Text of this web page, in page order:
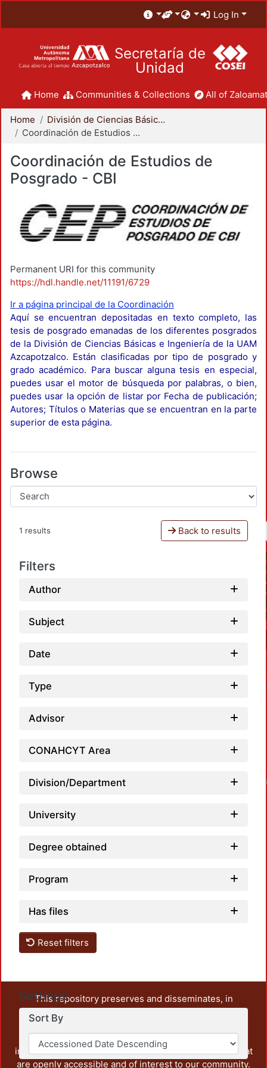
Log In
Secretaría de
Unidad
Home Communities & Collections All of
Home
División de Ciencias Básicas e Ingeniería
Coordinación de Estudios de Posgrado - CBI
Coordinación de Estudios de
Posgrado - CBI
Permanent URI for this community
https://hdl.handle.net/11191/6729
Ir a página principal de la Coordinación
Aquí se encuentran depositadas en texto completo, las
tesis de posgrado emanadas de los diferentes posgrados
de la División de Ciencias Básicas e Ingeniería de la UAM
Azcapotzalco. Están clasificadas por tipo de posgrado y
grado académico. Para buscar alguna tesis en especial,
puedes usar el motor de búsqueda por palabras, o bien,
puedes usar la opción de listar por Fecha de publicación;
Autores; Títulos o Materias que se encuentran en la parte
superior de esta página.
Browse
1 results Back to results
Filters
Author
Subject
Date
Type
Advisor
CONAHCYT Area
Division/Department
University
Degree obtained
Program
Has files
Reset filters
Settings
Sort By
This repository preserves and disseminates, in
unrestricted open access, the teaching and research
output of UAM Azcapotzalco. It also includes some
administrative and graphic documents from the
institution, as well as content from other institutions that
are openly accessible and of interest to our community.